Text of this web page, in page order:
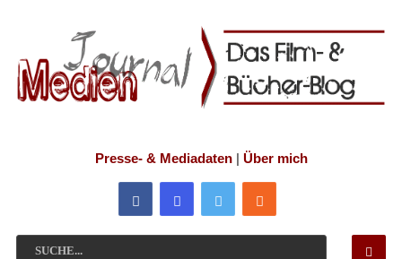
Presse- & Mediadaten| Über mich